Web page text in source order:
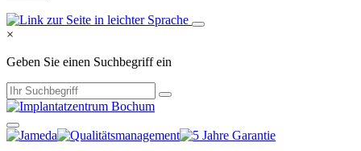
×
Geben Sie einen Suchbegriff ein